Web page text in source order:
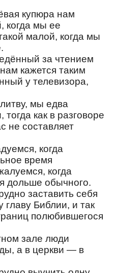
Неприступному
славословят,
ибо
младое, предвечный
от Ирода
убиенным
о Тебе́
Го́споди,/ и вся
они за Тебя
Господи, и все
Человеколюбец,
волсви́ от
звездо́ю свы́ше
и пожина́ет
купюра нам
когда мы ее
малой, когда мы
за чтением
кажется таким
у телевизора,
мы едва
как в разговоре
не составляет
когда
время
когда
дольше обычного.
заставить себя
главу Библии, и так
полюбившегося
зале люди
а в церкви — в